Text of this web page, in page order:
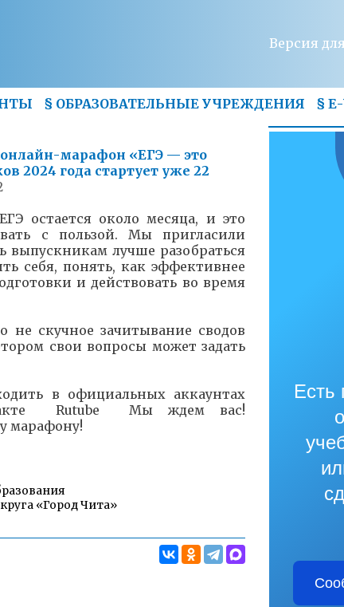
Версия
§ ОБРАЗОВАТЕЛЬНЫЕ УЧРЕЖДЕНИЯ §
марафон «ЕГЭ — это
2024 года стартует уже 22
остается около месяца, и это
с пользой. Мы пригласили
выпускникам лучше разобраться
себя, понять, как эффективнее
и действовать во время
скучное зачитывание сводов
свои вопросы может задать
в официальных аккаунтах
Rutube Мы ждем вас!
марафону!
«Город Чита»
Есть